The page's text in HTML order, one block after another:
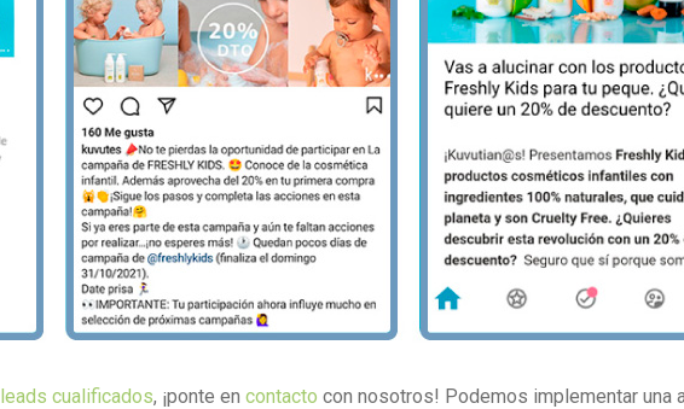
leads cualificados, ¡ponte en contacto con nosotros! Podemos implementar una